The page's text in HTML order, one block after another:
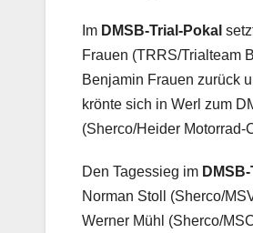
Im DMSB-Trial-Pokal
Frauen (TRRS/Trialteam
Benjamin Frauen zurück
krönte sich in Werl zum
(Sherco/Heider Motorrad-
Den Tagessieg im
Norman Stoll (Sherco/
Werner Mühl (Sherco/